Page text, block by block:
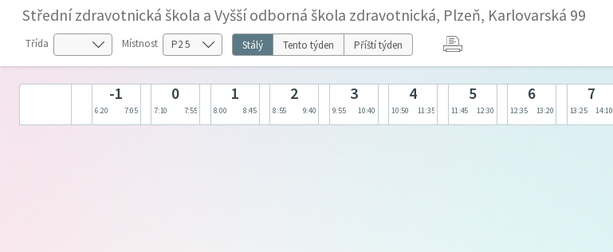
Střední zdravotnická škola a Vyšší odborná škola zdravotnická, Plzeň, Karlovarská 99
Třída Místnost Stálý Tento týden Příští týden
-1
6:20 7:05
0
7:10 7:55
1
8:00 8:45
2
8:55 9:40
3
9:55 10:40
4
10:50 11:35
5
11:45 12:30
6
12:35 13:20
7
13:25 14:10